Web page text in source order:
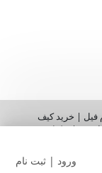
ورود | ثبت نام
فیل | خرید کیف
است |طراحی